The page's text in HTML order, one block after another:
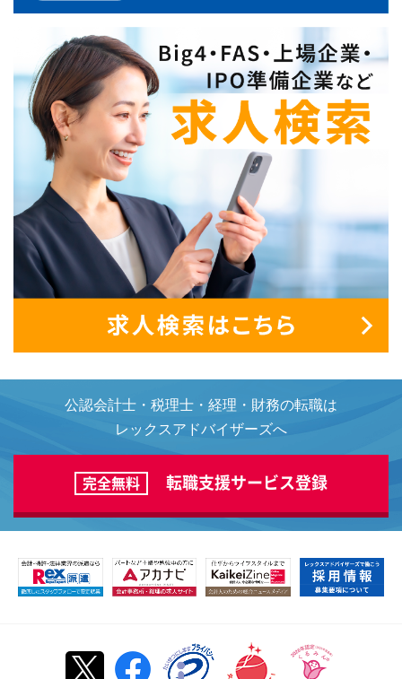
公認会計士・税理士・経理・財務の転職は
レックスアドバイザーズへ
完全無料 転職支援サービス登録